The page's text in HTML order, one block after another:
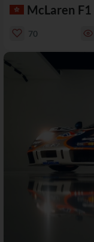
McLaren F1
70